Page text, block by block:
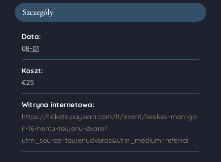
Szczegóły
Data:
08-01
Koszt:
€25
Witryna internetowa:
https://tickets.paysera.com/lt/event/seskes-man-go-
ir-16-hercu-taujenu-dvare?
utm_source=taujenudvaras&utm_medium=referral